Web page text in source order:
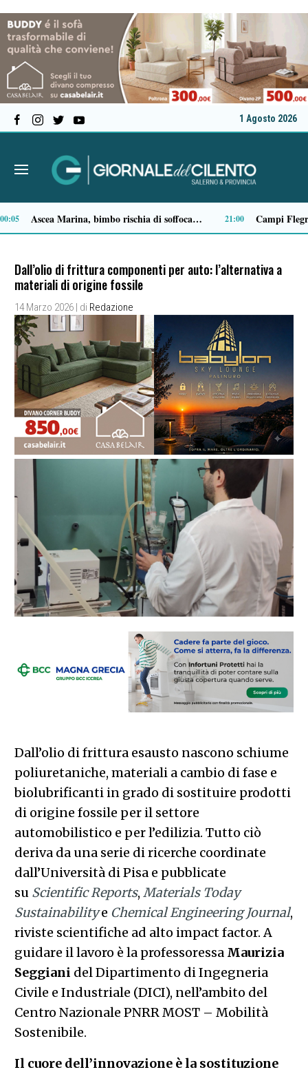
1 Agosto 2026
Milan in lutto, addio a Franco Baresi: il commosso saluto del club 13:53
Dall’olio di frittura componenti per auto: l’alternativa a
materiali di origine fossile
14 Marzo 2026 | di Redazione
Dall’olio di frittura esausto nascono schiume
poliuretaniche, materiali a cambio di fase e
biolubrificanti in grado di sostituire prodotti
di origine fossile per il settore
automobilistico e per l’edilizia. Tutto ciò
deriva da una serie di ricerche coordinate
dall’Università di Pisa e pubblicate
su Scientific Reports, Materials Today
Sustainabilitye Chemical Engineering Journal,
riviste scientifiche ad alto impact factor. A
guidare il lavoro è la professoressa Maurizia
Seggiani del Dipartimento di Ingegneria
Civile e Industriale (DICI), nell’ambito del
Centro Nazionale PNRR MOST – Mobilità
Sostenibile.
Il cuore dell’innovazione è la sostituzione